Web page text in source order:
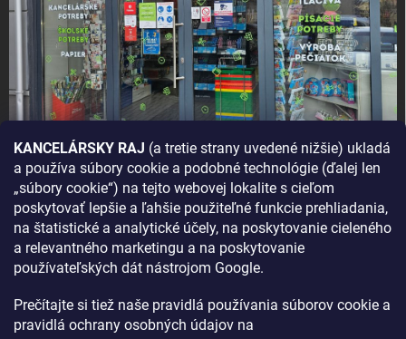
KANCELÁRSKY RAJ (a tretie strany uvedené nižšie) ukladá
a používa súbory cookie a podobné technológie (ďalej len
„súbory cookie“) na tejto webovej lokalite s cieľom
poskytovať lepšie a ľahšie použiteľné funkcie prehliadania,
na štatistické a analytické účely, na poskytovanie cieleného
a relevantného marketingu a na poskytovanie
používateľských dát nástrojom Google.
Prečítajte si tiež naše pravidlá používania súborov cookie a
pravidlá ochrany osobných údajov na
AKO SA K NÁM DOSTANETE?